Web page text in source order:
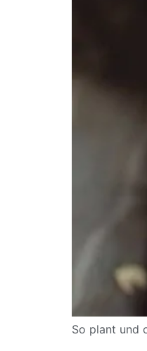
So plant und